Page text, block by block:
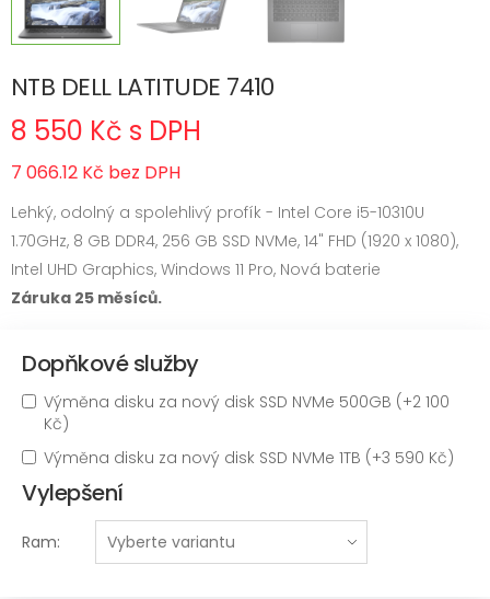
NTB DELL LATITUDE 7410
8 550 Kč s DPH
7 066.12 Kč bez DPH
Lehký, odolný a spolehlivý profík - Intel Core i5-10310U
1.70GHz, 8 GB DDR4, 256 GB SSD NVMe, 14" FHD (1920 x 1080),
Intel UHD Graphics, Windows 11 Pro, Nová baterie
Záruka 25 měsíců.
Dopňkové služby
Výměna disku za nový disk SSD NVMe 500GB (+2 100
Kč)
Výměna disku za nový disk SSD NVMe 1TB (+3 590 Kč)
Vylepšení
Ram: